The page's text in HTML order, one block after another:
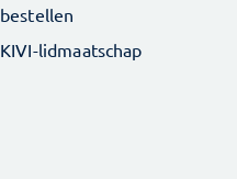
bestellen
KIVI-lidmaatschap